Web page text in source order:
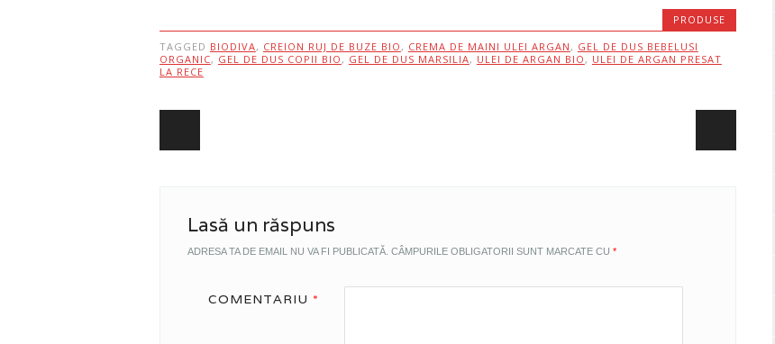
PRODUSE
TAGGED BIODIVA, CREION RUJ DE BUZE BIO , CREMA DE MAINI ULEI ARGAN , GEL DE DUS BEBELUSI
ORGANIC, GEL DE DUS COPII BIO , GEL DE DUS MARSILIA, ULEI DE ARGAN BIO , ULEI DE ARGAN PRESAT
LA RECE
Lasă un răspuns
ADRESA TA DE EMAIL NU VA FI PUBLICATĂ. CÂMPURILE OBLIGATORII SUNT MARCATE CU *
COMENTARIU *